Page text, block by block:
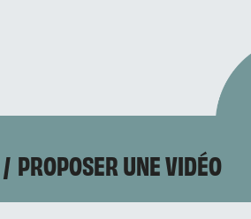
PROPOSER UNE VIDÉO